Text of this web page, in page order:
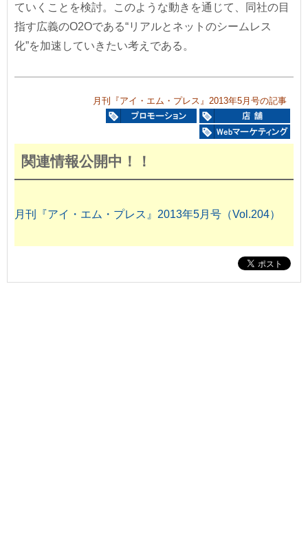
ていくことを検討。このような動きを通じて、同社の目
指す広義のO2Oである“リアルとネットのシームレス
化”を加速していきたい考えである。
月刊『アイ・エム・プレス』2013年5月号の記事
関連情報公開中！！
月刊『アイ・エム・プレス』2013年5月号（Vol.204）